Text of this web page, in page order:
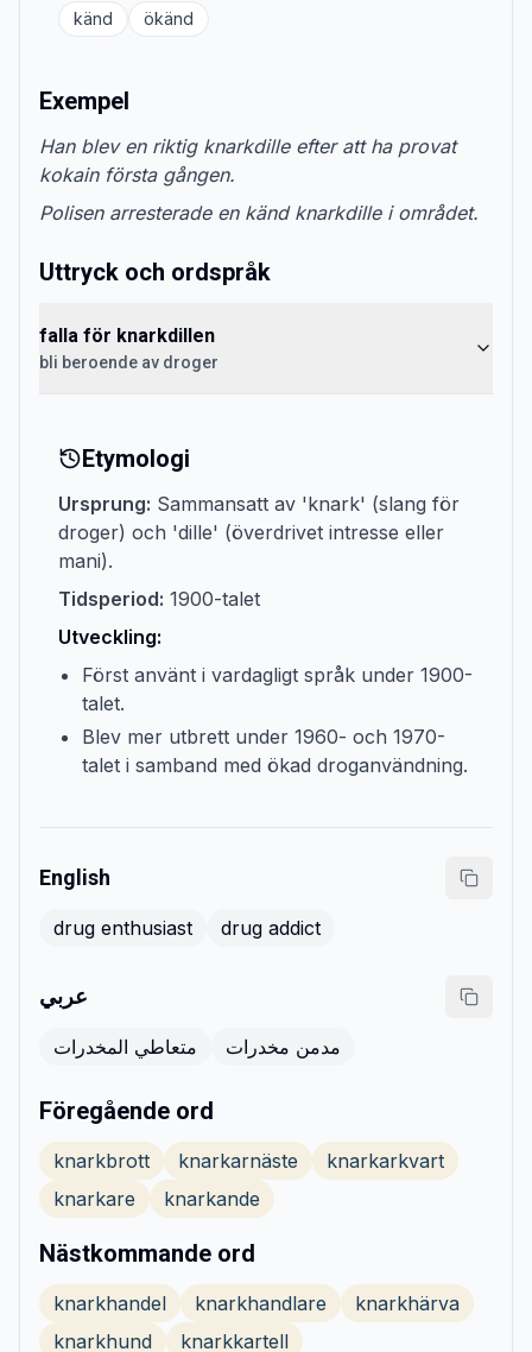
känd ökänd
Exempel
Han blev en riktig knarkdille efter att ha provat
kokain första gången.
Polisen arresterade en känd knarkdille i området.
Uttryck och ordspråk
falla för knarkdillen
bli beroende av droger
Etymologi
Ursprung: Sammansatt av 'knark' (slang för
droger) och 'dille' (överdrivet intresse eller
mani).
Tidsperiod: 1900-talet
Utveckling:
Först använt i vardagligt språk under 1900-
talet.
Blev mer utbrett under 1960- och 1970-
talet i samband med ökad droganvändning.
English
drug enthusiast drug addict
عربي
متعاطي المخدرات مدمن مخدرات
Föregående ord
knarkbrott knarkarnäste
knarkarkvart
knarkare
knarkande
Nästkommande ord
knarkhandel knarkhandlare
knarkhärva
knarkhund
knarkkartell